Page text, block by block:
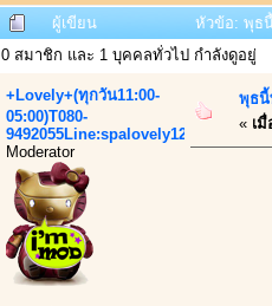
ผู้เขียน
หัวข้อ: พุธ
0 สมาชิก และ 1 บุคคลทั่วไป กำลังดูอยู่
+Lovely+(ทุกวัน11:00-
05:00)T080-
9492055Line:spalovely123
Moderator
พุธนี้
« เมื่